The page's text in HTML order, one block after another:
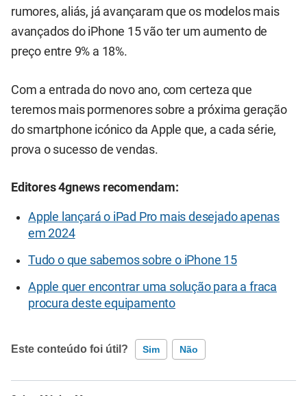
rumores, aliás, já avançaram que os modelos mais
avançados do iPhone 15 vão ter um aumento de
preço entre 9% a 18%.
Com a entrada do novo ano, com certeza que
teremos mais pormenores sobre a próxima geração
do smartphone icónico da Apple que, a cada série,
prova o sucesso de vendas.
Editores 4gnews recomendam:
Apple lançará o iPad Pro mais desejado apenas
em 2024
Tudo o que sabemos sobre o iPhone 15
Apple quer encontrar uma solução para a fraca
procura deste equipamento
Este conteúdo foi útil? Sim Não
Este conteúdo contém informação incorreta